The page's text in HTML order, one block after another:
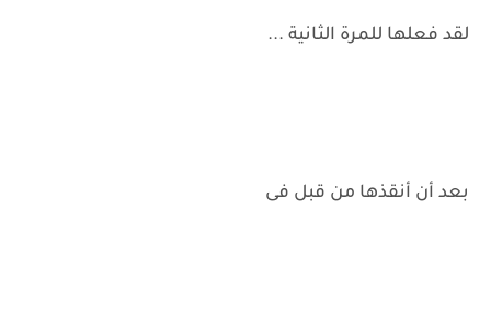
لقد فعلها للمرة الثانية ...
بعد أن أنقذها من قبل فى